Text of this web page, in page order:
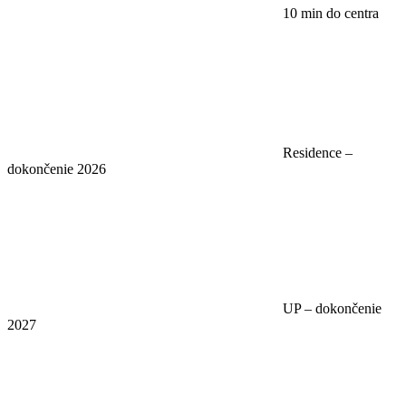
10 min do centra
Residence –
dokončenie 2026
UP – dokončenie
2027